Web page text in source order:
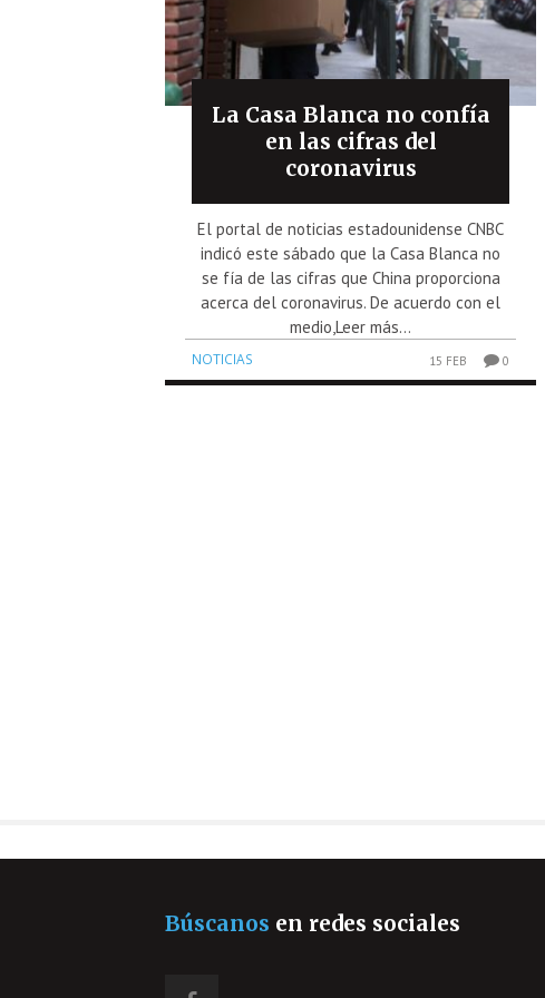
La Casa Blanca no confía
en las cifras del
coronavirus
El portal de noticias estadounidense CNBC
indicó este sábado que la Casa Blanca no
se fía de las cifras que China proporciona
acerca del coronavirus. De acuerdo con el
medio,Leer más...
NOTICIAS 15 FEB 0
Búscanos en redes sociales